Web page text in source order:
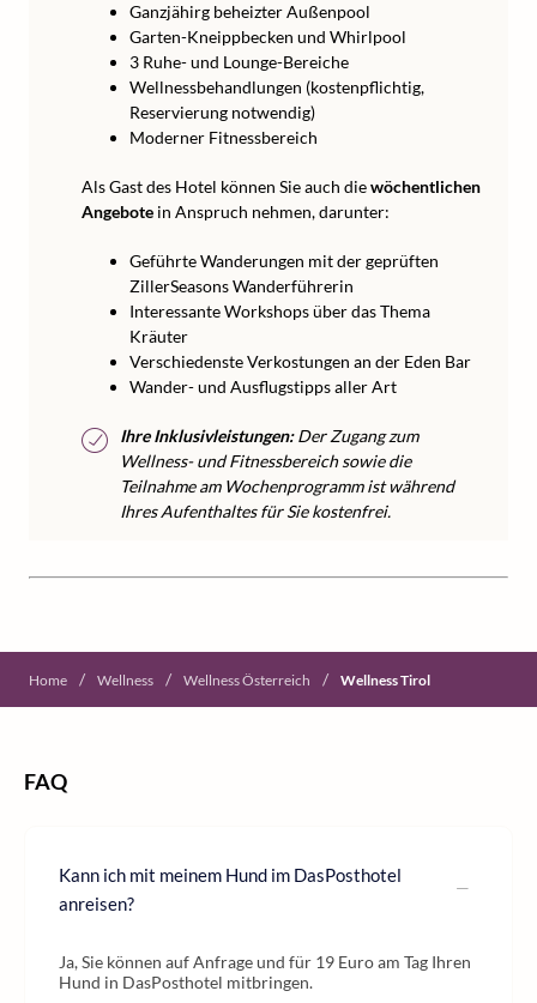
Ganzjähirg beheizter Außenpool
Garten-Kneippbecken und Whirlpool
3 Ruhe- und Lounge-Bereiche
Wellnessbehandlungen (kostenpflichtig,
Reservierung notwendig)
Moderner Fitnessbereich
Als Gast des Hotel können Sie auch diewöchentlichen
Angebote in Anspruch nehmen, darunter:
Geführte Wanderungen mit der geprüften
ZillerSeasons Wanderführerin
Interessante Workshops über das Thema
Kräuter
Verschiedenste Verkostungen an der Eden Bar
Wander- und Ausflugstipps aller Art
Ihre Inklusivleistungen:Der Zugang zum
Wellness- und Fitnessbereich sowie die
Teilnahme am Wochenprogramm ist während
Ihres Aufenthaltes für Sie kostenfrei.
Home / Wellness / Wellness Österreich / Wellness Tirol
FAQ
Kann ich mit meinem Hund im DasPosthotel
anreisen?
Ja, Sie können auf Anfrage und für 19 Euro am Tag Ihren
Hund in DasPosthotel mitbringen.